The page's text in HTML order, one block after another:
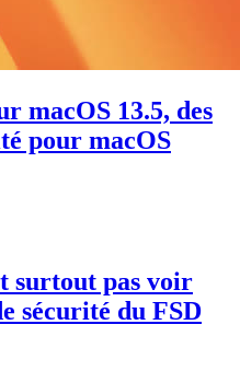
macOS 13.5, des
pour macOS
surtout pas voir
sécurité du FSD